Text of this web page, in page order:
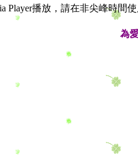
Player播放，請在非尖峰時間
為